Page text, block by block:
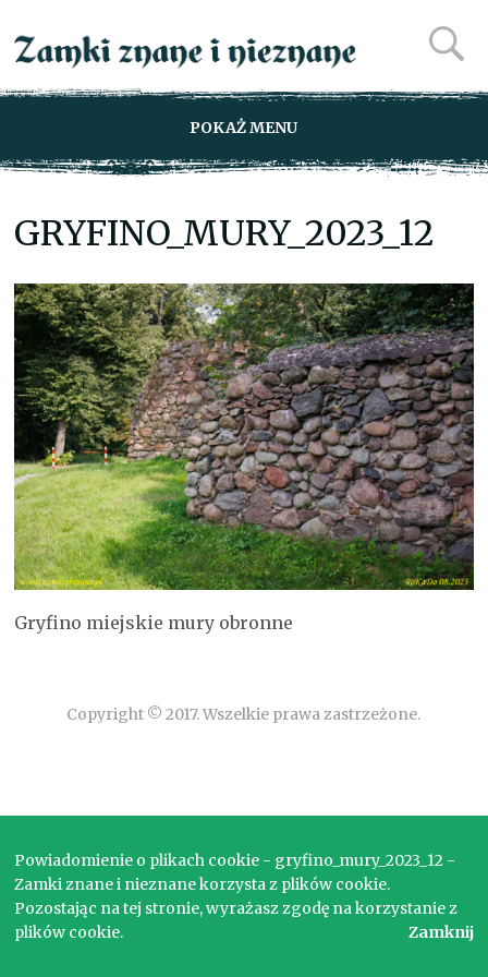
POKAŻ MENU
GRYFINO_MURY_2023_12
Gryfino miejskie mury obronne
Copyright © 2017. Wszelkie prawa zastrzeżone.
Powiadomienie o plikach cookie - gryfino_mury_2023_12 -
Zamki znane i nieznane korzysta z plików cookie.
Pozostając na tej stronie, wyrażasz zgodę na korzystanie z
plików cookie.
Zamknij